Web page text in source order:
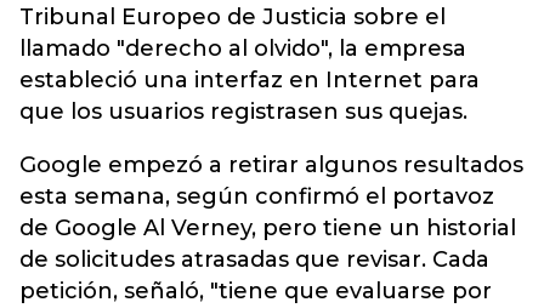
Tribunal Europeo de Justicia sobre el
llamado "derecho al olvido", la empresa
estableció una interfaz en Internet para
que los usuarios registrasen sus quejas.
Google empezó a retirar algunos resultados
esta semana, según confirmó el portavoz
de Google Al Verney, pero tiene un historial
de solicitudes atrasadas que revisar. Cada
petición, señaló, "tiene que evaluarse por